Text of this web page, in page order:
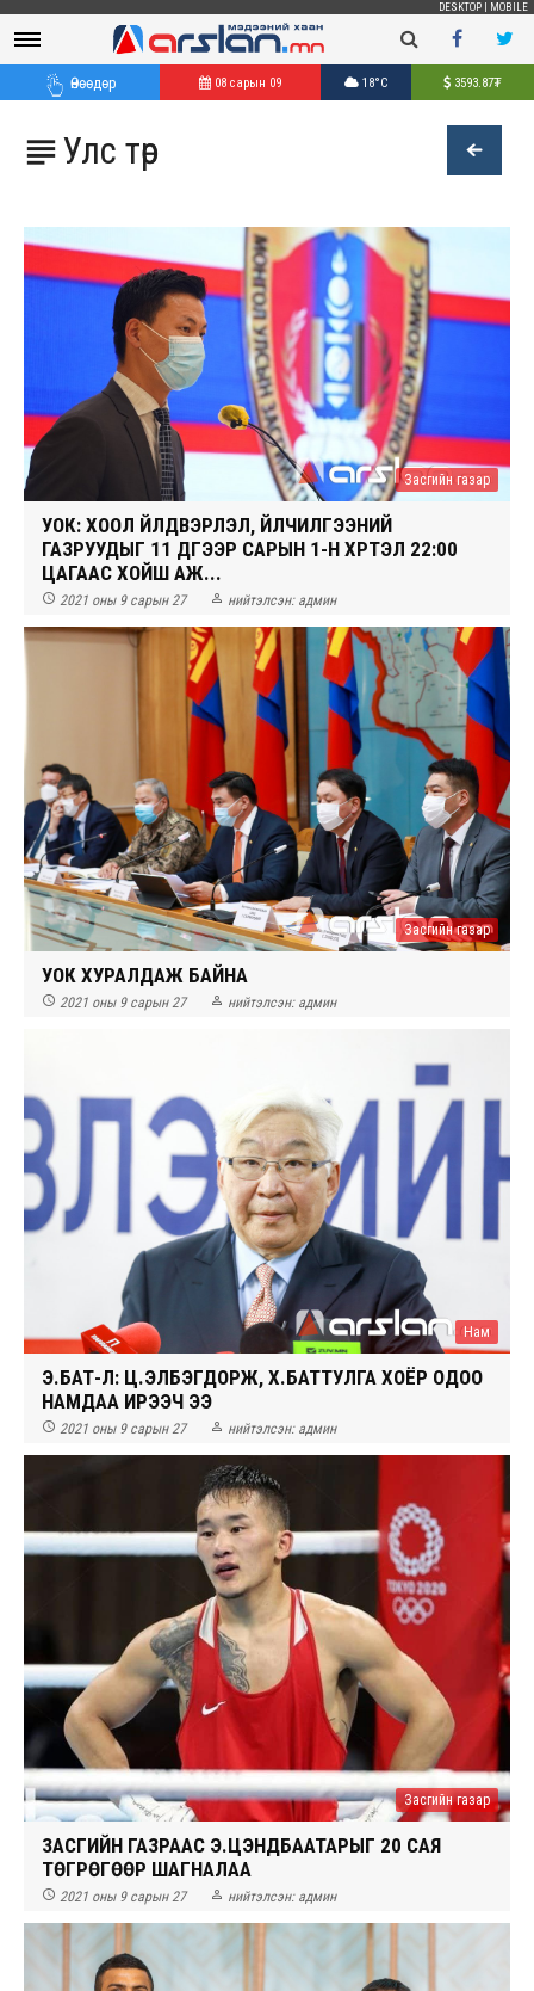
DESKTOP MOBILE
Өнөөдөр 08 сарын 09 18°C 3593.87₮
Улс төр
Засгийн газар
УОК: ХООЛ ҮЙЛДВЭРЛЭЛ, ҮЙЛЧИЛГЭЭНИЙ
ГАЗРУУДЫГ 11 ДҮГЭЭР САРЫН 1-Н ХҮРТЭЛ 22:00
ЦАГААС ХОЙШ АЖ...
 2021 оны 9 сарын 27  нийтэлсэн: админ
Засгийн газар
УОК ХУРАЛДАЖ БАЙНА
 2021 оны 9 сарын 27  нийтэлсэн: админ
Нам
Э.БАТ-ҮҮЛ: Ц.ЭЛБЭГДОРЖ, Х.БАТТУЛГА ХОЁР ОДОО
НАМДАА ИРЭЭЧ ЭЭ
 2021 оны 9 сарын 27  нийтэлсэн: админ
Засгийн газар
ЗАСГИЙН ГАЗРААС Э.ЦЭНДБААТАРЫГ 20 САЯ
ТӨГРӨГӨӨР ШАГНАЛАА
 2021 оны 9 сарын 27  нийтэлсэн: админ